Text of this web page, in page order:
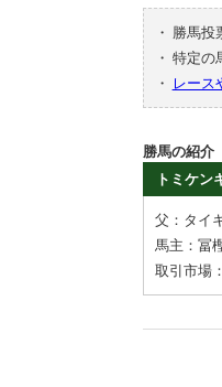
・
勝馬投
・ 特定の
・
レース
勝馬の紹介
トミケン
父：タイ
馬主：冨
取引市場